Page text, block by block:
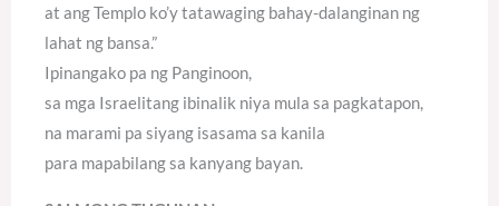
at ang Templo ko’y tatawaging bahay-dalanginan ng
lahat ng bansa.”
Ipinangako pa ng Panginoon,
sa mga Israelitang ibinalik niya mula sa pagkatapon,
na marami pa siyang isasama sa kanila
para mapabilang sa kanyang bayan.